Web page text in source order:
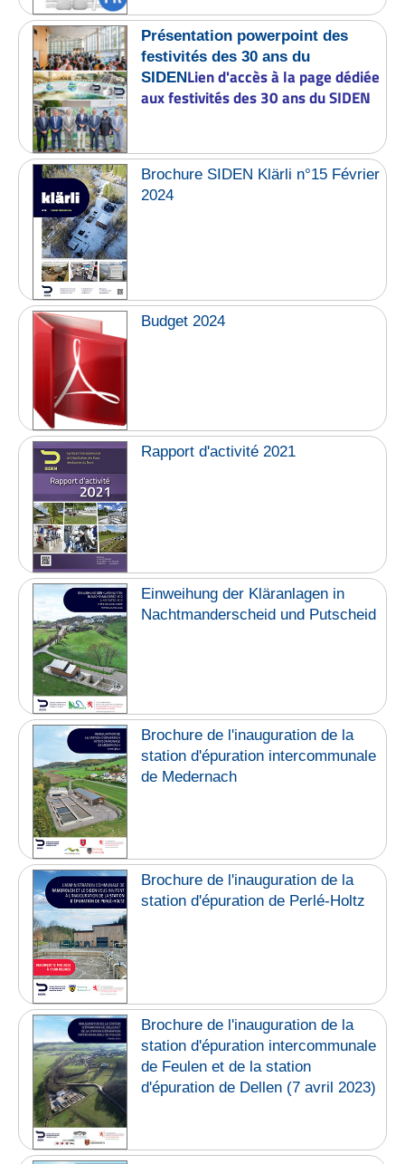
Présentation powerpoint des
festivités des 30 ans du
SIDENLien d'accès à la page dédiée
aux festivités des 30 ans du SIDEN
Brochure SIDEN Klärli n°15 Février
2024
Budget 2024
Rapport d'activité 2021
Einweihung der Kläranlagen in
Nachtmanderscheid und Putscheid
Brochure de l'inauguration de la
station d'épuration intercommunale
de Medernach
Brochure de l'inauguration de la
station d'épuration de Perlé-Holtz
Brochure de l'inauguration de la
station d'épuration intercommunale
de Feulen et de la station
d'épuration de Dellen (7 avril 2023)